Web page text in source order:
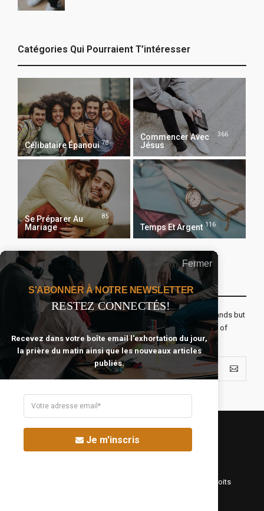
Catégories Qui Pourraient T’intéresser
Célibataire Épanoui 78
Commencer Avec
Jésus
366
Se Préparer Au
Mariage
85
Temps Et Argent 116
Recevoir Notre Newsletter Chaque Matin
The real voyage of discovery consists not in seeking new lands but
seeing with new eyes. All journeys have secret destinations of
which the traveler is unaware.
©Fréquence Chrétienne Production 2016-2025. Tous droits
Fermer
S'ABONNER À NOTRE NEWSLETTER
RESTEZ CONNECTÉS!
Recevez dans votre boîte email l'exhortation du jour,
la prière du matin ainsi que les nouveaux articles
publiés.
Je m'inscris